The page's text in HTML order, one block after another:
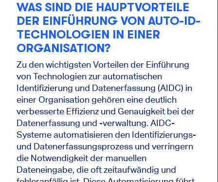
WAS SIND DIE HAUPTVORTEILE
DER EINFÜHRUNG VON AUTO-ID-
TECHNOLOGIEN IN EINER
ORGANISATION?
Zu den wichtigsten Vorteilen der Einführung
von Technologien zur automatischen
Identifizierung und Datenerfassung (AIDC) in
einer Organisation gehören eine deutlich
verbesserte Effizienz und Genauigkeit bei der
Datenerfassung und -verwaltung. AIDC-
Systeme automatisieren den Identifizierungs-
und Datenerfassungsprozess und verringern
die Notwendigkeit der manuellen
Dateneingabe, die oft zeitaufwändig und